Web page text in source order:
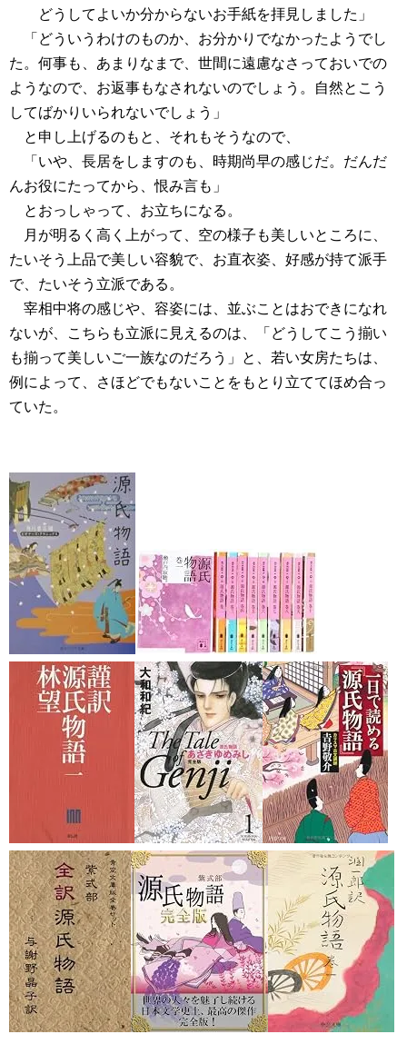
どうしてよいか分からないお手紙を拝見しました」
「どういうわけのものか、お分かりでなかったようでし
た。何事も、あまりなまで、世間に遠慮なさっておいでの
ようなので、お返事もなされないのでしょう。自然とこう
してばかりいられないでしょう」
と申し上げるのもと、それもそうなので、
「いや、長居をしますのも、時期尚早の感じだ。だんだ
んお役にたってから、恨み言も」
とおっしゃって、お立ちになる。
月が明るく高く上がって、空の様子も美しいところに、
たいそう上品で美しい容貌で、お直衣姿、好感が持て派手
で、たいそう立派である。
宰相中将の感じや、容姿には、並ぶことはおできになれ
ないが、こちらも立派に見えるのは、「どうしてこう揃い
も揃って美しいご一族なのだろう」と、若い女房たちは、
例によって、さほどでもないことをもとり立ててほめ合っ
ていた。